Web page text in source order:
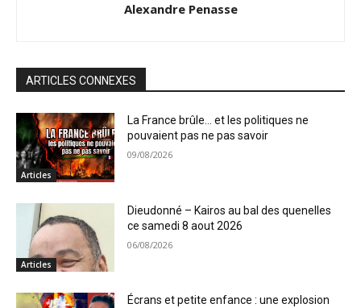
Alexandre Penasse
ARTICLES CONNEXES
Articles
La France brûle… et les politiques ne
pouvaient pas ne pas savoir
09/08/2026
Articles
Dieudonné – Kairos au bal des quenelles
ce samedi 8 aout 2026
06/08/2026
Écrans et petite enfance : une explosion